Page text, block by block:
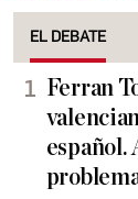
EL DEBATE
Ferran
español.